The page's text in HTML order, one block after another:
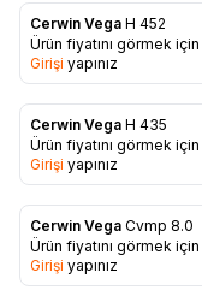
Favorilere Ekle
Cerwin Vega H 452
Ürün fiyatını görmek için
Girişi yapınız
Favorilere Ekle
Cerwin Vega H 435
Ürün fiyatını görmek için
Girişi yapınız
Favorilere Ekle
Cerwin Vega Cvmp 8.0
Ürün fiyatını görmek için
Girişi yapınız